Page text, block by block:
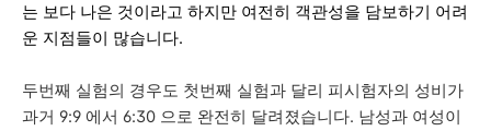
는 보다 나은 것이라고 하지만 여전히 객관성을 담보하기 어려
운 지점들이 많습니다.
두번째 실험의 경우도 첫번째 실험과 달리 피시험자의 성비가
과거 9:9 에서 6:30 으로 완전히 달려졌습니다. 남성과 여성이